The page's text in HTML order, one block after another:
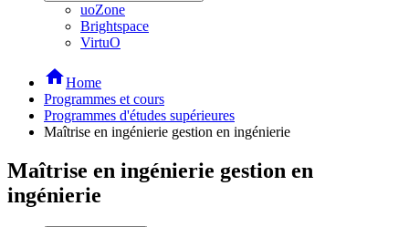
uoZone
Brightspace
VirtuO
homeHome
Programmes et cours
Programmes d'études supérieures
Maîtrise en ingénierie gestion en ingénierie
Maîtrise en ingénierie gestion en
ingénierie